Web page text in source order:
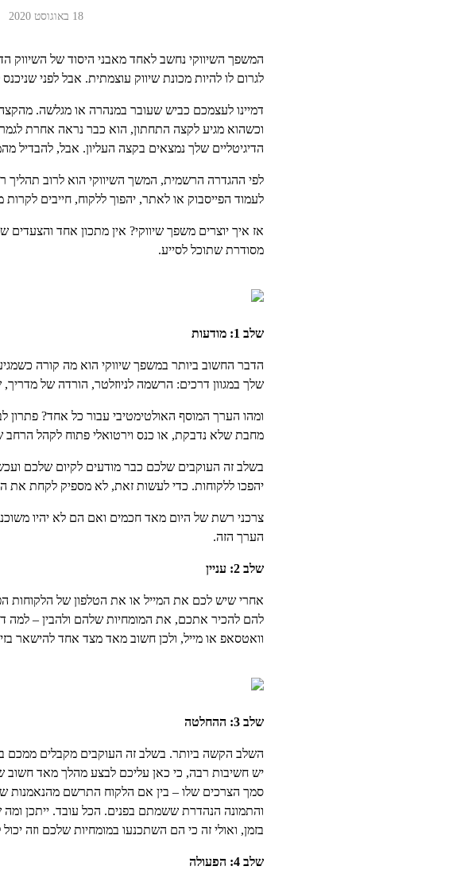
18 באוגוסט 2020
המשפך השיווקי נחשב לאחד מאבני היסוד של השיווק
לגרום לו להיות מכונת שיווק עוצמתית. אבל לפני
דמיינו לעצמכם כביש שעובר במנהרה או מגלשה.
וכשהוא מגיע לקצה התחתון, הוא כבר נראה אחרת
הדיגיטליים שלך נמצאים בקצה העליון. אבל, להבדיל
לפי ההגדרה הרשמית, המשך השיווקי הוא לרוב תהליך
לעמוד הפייסבוק או לאתר, יהפוך ללקוח, חייבים
אז איך יוצרים משפך שיווקי? אין מתכון אחד
מסודרת שתוכל לסייע.
שלב 1: מודעות
הדבר החשוב ביותר במשפך שיווקי הוא מה קורה
שלך במגוון דרכים: הרשמה לניוזלטר, הורדה של
ומהו הערך המוסף האולטימטיבי עבור כל אחד? פתרון
מחבת שלא נדבקת, או כנס וירטואלי פתוח לקהל הרחב
בשלב זה העוקבים שלכם כבר מודעים לקיום שלכם
יהפכו ללקוחות. כדי לעשות זאת, לא מספיק לקחת את
צרכני רשת של היום מאד חכמים ואם הם לא יהיו
הערך הזה.
שלב 2: עניין
אחרי שיש לכם את המייל או את הטלפון של הלקוחות
להם להכיר אתכם, את המומחיות שלהם ולהבין – למה
וואטסאפ או מייל, ולכן חשוב מאד מצד אחד להישאר
שלב 3: ההחלטה
השלב הקשה ביותר. בשלב זה העוקבים מקבלים ממכם
יש חשיבות רבה, כי כאן עליכם לבצע מהלך מאד חשוב
סמך הצרכים שלו – בין אם הלקוח התרשם מהנאמנות
והתמונה הנהדרת ששמתם בפנים. הכל עובד. ייתכן
בזמן, ואולי זה כי הם השתכנעו במומחיות שלכם וזה
שלב 4: הפעולה